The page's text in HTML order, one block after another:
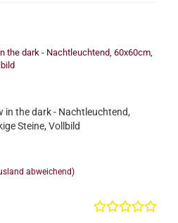
in the dark - Nachtleuchtend,
Steine, Vollbild
abweichend)